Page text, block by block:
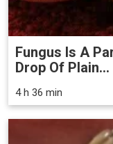
Fungus Is A
Drop Of Plain...
4 h 36 min